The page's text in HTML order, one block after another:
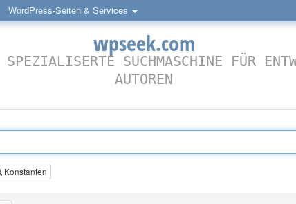
WordPress-Seiten & Services
wpseek.com
SPEZIALISERTE SUCHMASCHINE FÜR
AUTOREN
Konstanten